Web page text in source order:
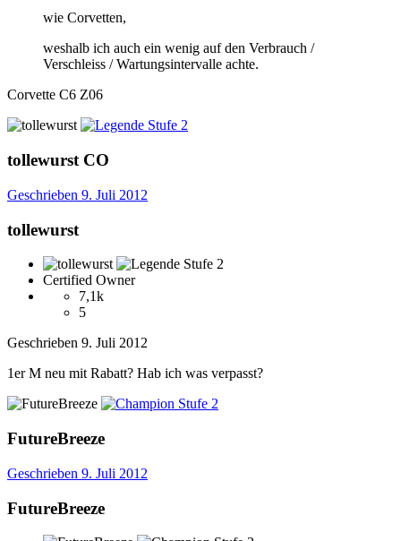
wie Corvetten,
weshalb ich auch ein wenig auf den Verbrauch /
Verschleiss / Wartungsintervalle achte.
Corvette C6 Z06
tollewurst CO
Geschrieben 9. Juli 2012
tollewurst
Certified Owner
7,1k
5
Geschrieben 9. Juli 2012
1er M neu mit Rabatt? Hab ich was verpasst?
FutureBreeze
Geschrieben 9. Juli 2012
FutureBreeze